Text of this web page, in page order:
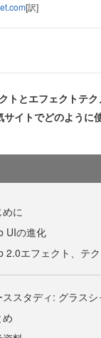
[訳]
トとエフェクトテ
イトでどのように
めに
UIの進化
2.0エフェクト、テ
ススタディ: グラスシ
め